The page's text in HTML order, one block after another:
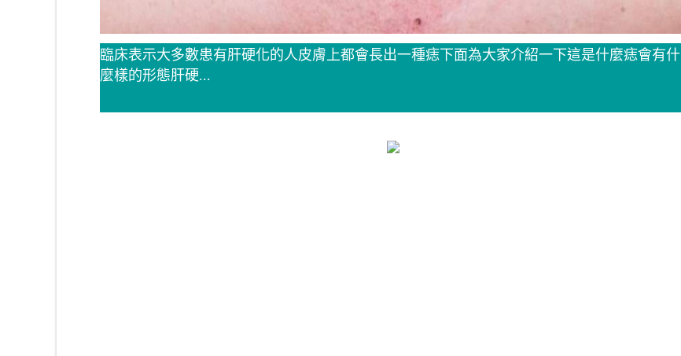
臨床表示大多數患有肝硬化的人皮膚上都會長出一種痣下面為大家介紹一下這是什麼痣會有什
麼樣的形態肝硬...